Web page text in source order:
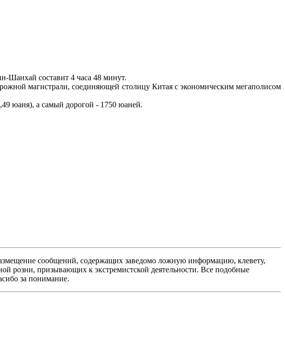
Шанхай составит 4 часа 48 минут.
магистрали, соединяющей столицу Китая с экономическим мегаполисом
юаня), а самый дорогой - 1750 юаней.
сообщений, содержащих заведомо ложную информацию, клевету,
розни, призывающих к экстремистской деятельности. Все подобные
за понимание.